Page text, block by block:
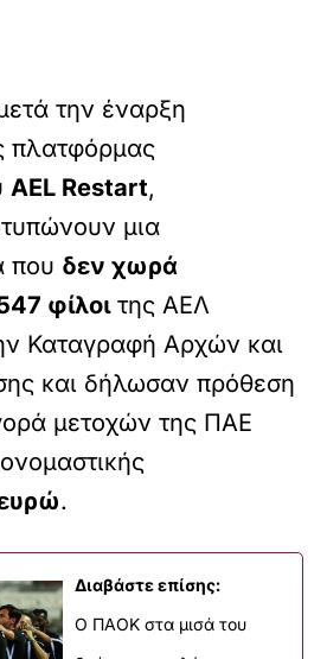
την έναρξη
πλατφόρμας
AEL Restart,
μια
που δεν χωρά
φίλοιτης ΑΕΛ
Καταγραφή Αρχών και
και δήλωσαν πρόθεση
μετοχών της ΠΑΕ
.
Διαβάστε επίσης:
Ο ΠΑΟΚ στα μισά του